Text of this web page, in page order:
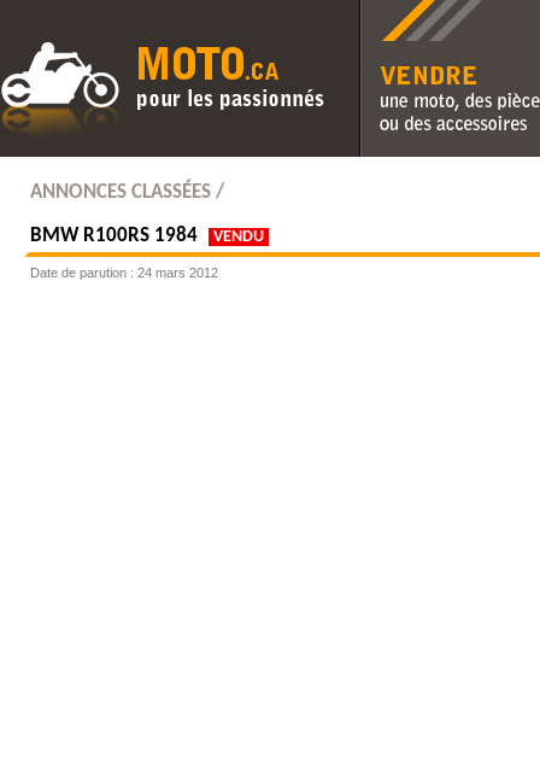
Vendre une moto, des
des accessoires
ANNONCES CLASSÉES /
BMW R100RS 1984 VENDU
Date de parution : 24 mars 2012